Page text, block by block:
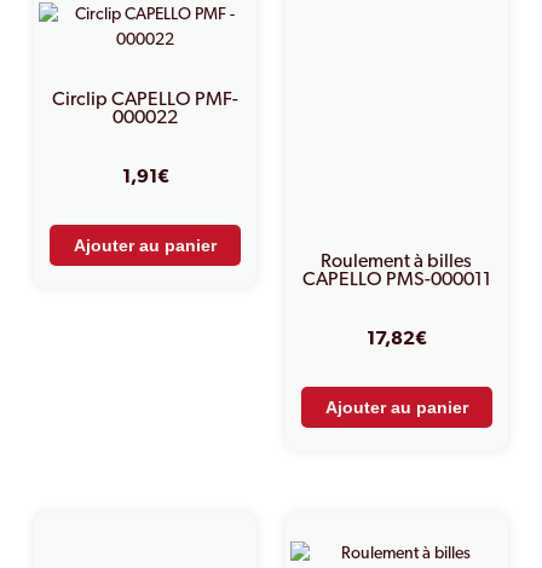
Circlip CAPELLO PMF-
000022
1,91 €
Ajouter au panier
Roulement à billes
CAPELLO PMS-000011
17,82€
Ajouter au panier